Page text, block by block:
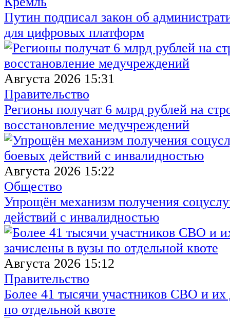
Путин подписал закон об
для цифровых платформ
Августа 2026 15:31
Правительство
Регионы получат 6 млрд рублей на
восстановление медучреждений
Августа 2026 15:22
Общество
Упрощён механизм получения
действий с инвалидностью
Августа 2026 15:12
Правительство
Более 41 тысячи участников СВО и их
по отдельной квоте